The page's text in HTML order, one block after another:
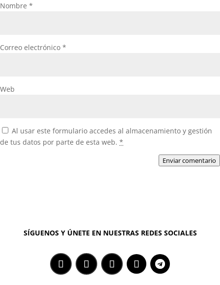
Nombre *
Correo electrónico *
Web
Al usar este formulario accedes al almacenamiento y gestión
de tus datos por parte de esta web. *
Enviar comentario
SÍGUENOS Y ÚNETE EN NUESTRAS REDES SOCIALES